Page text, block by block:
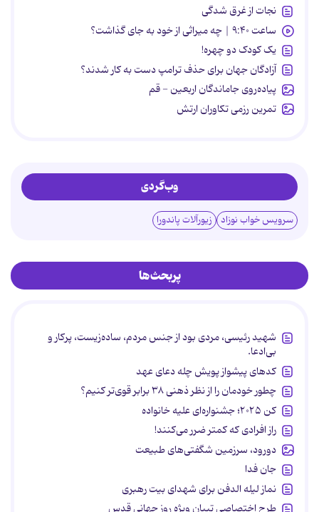
نجات از غرق شدگی
ساعت ۹:۴۰ | چه میراثی از خود به جای گذاشت؟
یک کودک دو چهره!
آزادگان جهان برای حذف ترامپ دست به کار شدند؟
پیاده‌روی جاماندگان اربعین - قم
تمرین رزمی تکاوران ارتش
وب‌گردی
سرویس خواب نوزاد زیورآلات پاندورا
پربحث‌ها
شهید رئیسی، مردی بود از جنس مردم، ساده‌زیست، پرکار و
بی‌ادعا.
کدهای پیشواز پویش چله دعای عهد
چطور خودمان را از نظر ذهنی ۳۸ برابر قوی‌تر کنیم؟
کن ۲۰۲۵؛ جشنواره‌ای علیه خانواده
راز افرادی که کمتر ضرر می‌کنند!
دورود، سرزمین شگفتی‌های طبیعت
جان فدا
نماز لیله الدفن برای شهدای بیت رهبری
طرح اختصاصی تبیان ویژه روز جهانی قدس